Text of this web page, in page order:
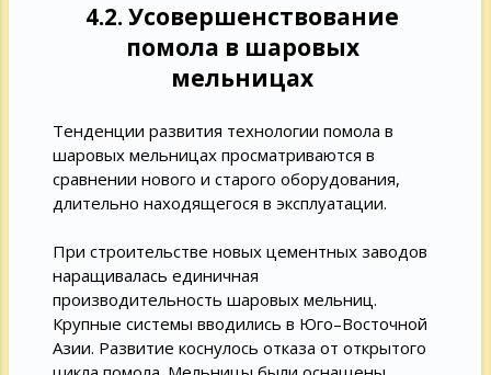
4.2. Усовершенствование
помола в шаровых
мельницах
Тенденции развития технологии помола в
шаровых мельницах просматриваются в
сравнении нового и старого оборудования,
длительно находящегося в эксплуатации.
При строительстве новых цементных заводов
наращивалась единичная
производительность шаровых мельниц.
Крупные системы вводились в Юго–Восточной
Азии. Развитие коснулось отказа от открытого